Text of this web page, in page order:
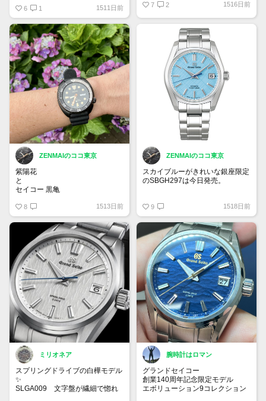
ったｗｗｗｗｗ
セイコーって本当に和で素敵で
す、他にも買い揃えます！
6 1 1511日前
純粋に綺麗な文字盤だから欲しか
7 2 1516日前
ZENMAIのココ東京
紫陽花
と
セイコー 黒亀
8 1513日前
ZENMAIのココ東京
スカイブルーがきれいな銀座限定
のSBGH297は今日発売。
和光のセイコーハウスギンザで当
日枠があるかも！
9 1518日前
ミリオネア
スプリングドライブの白樺モデル
✨
SLGA009 文字盤が繊細で惚れ
腕時計はロマン
グランドセイコー
創業140周年記念限定モデル
エボリューション9コレクション